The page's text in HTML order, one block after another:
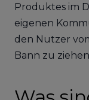
Produktes im
eigenen
den Nutzer
Bann zu